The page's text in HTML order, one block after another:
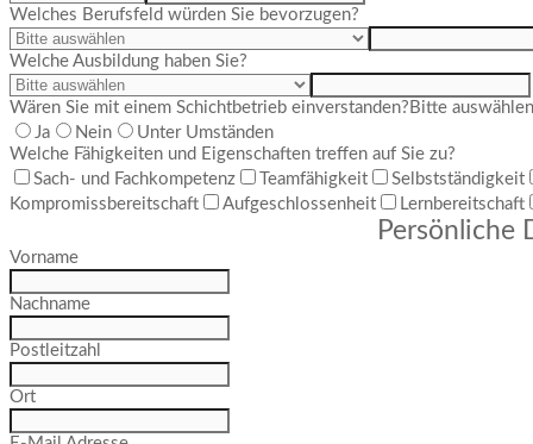
Welches Berufsfeld würden Sie bevorzugen?
Welche Ausbildung haben Sie?
Wären Sie mit einem Schichtbetrieb einverstanden? Bitte auswählen
Ja
Nein
Unter Umständen
Welche Fähigkeiten und Eigenschaften treffen auf Sie zu?
Sach- und Fachkompetenz
Teamfähigkeit
Selbstständigkeit
Kompromissbereitschaft
Aufgeschlossenheit Lernbereitschaft
Persönliche
Vorname
Nachname
Postleitzahl
Ort